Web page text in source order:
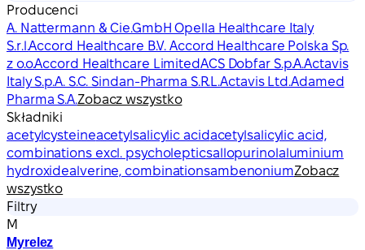
Producenci
A. Nattermann & Cie.GmbH Opella Healthcare Italy
S.r.l.Accord Healthcare B.V. Accord Healthcare Polska Sp.
z o.o.Accord Healthcare LimitedACS Dobfar S.p.A.Actavis
Italy S.p.A. S.C. Sindan-Pharma S.R.L.Actavis Ltd.Adamed
Pharma S.A.Zobacz wszystko
Składniki
acetylcysteineacetylsalicylic acidacetylsalicylic acid,
combinations excl. psycholepticsallopurinolaluminium
hydroxidealverine, combinationsambenoniumZobacz
wszystko
Filtry
M
Myrelez